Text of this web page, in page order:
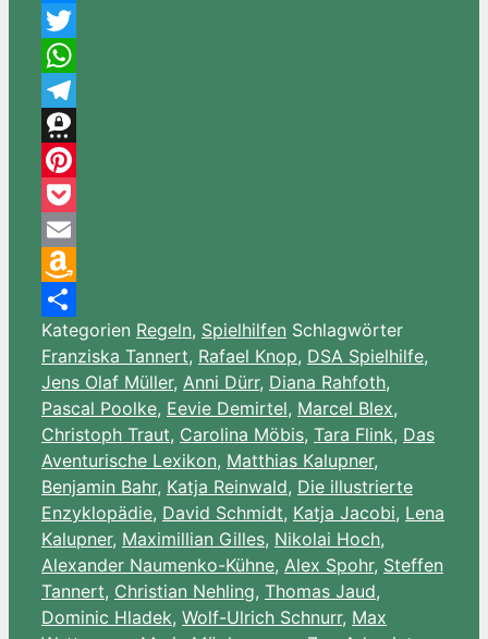
Messenger
Twitter
WhatsApp
Telegram
Threema
Pinterest
Pocket
Email
Amazon
Wish
List
Teilen
Kategorien Regeln, Spielhilfen Schlagwörter
Franziska Tannert, Rafael Knop, DSA Spielhilfe,
Jens Olaf Müller, Anni Dürr, Diana Rahfoth,
Pascal Poolke, Eevie Demirtel, Marcel Blex,
Christoph Traut, Carolina Möbis, Tara Flink, Das
Aventurische Lexikon, Matthias Kalupner,
Benjamin Bahr, Katja Reinwald, Die illustrierte
Enzyklopädie, David Schmidt, Katja Jacobi, Lena
Kalupner, Maximillian Gilles, Nikolai Hoch,
Alexander Naumenko-Kühne, Alex Spohr, Steffen
Tannert, Christian Nehling, Thomas Jaud,
Dominic Hladek, Wolf-Ulrich Schnurr, Max